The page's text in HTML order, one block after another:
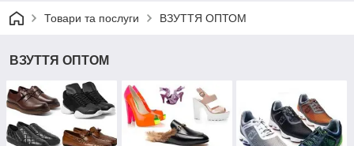
Товари та послуги ВЗУТТЯ ОПТОМ
ВЗУТТЯ ОПТОМ